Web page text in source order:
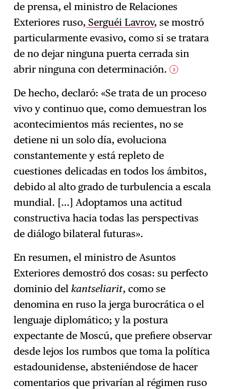
de prensa, el ministro de Relaciones
Exteriores ruso, Serguéi Lavrov, se mostró
particularmente evasivo, como si se tratara
de no dejar ninguna puerta cerrada sin
abrir ninguna con determinación. 3
De hecho, declaró: «Se trata de un proceso
vivo y continuo que, como demuestran los
acontecimientos más recientes, no se
detiene ni un solo día, evoluciona
constantemente y está repleto de
cuestiones delicadas en todos los ámbitos,
debido al alto grado de turbulencia a escala
mundial. […] Adoptamos una actitud
constructiva hacia todas las perspectivas
de diálogo bilateral futuras».
En resumen, el ministro de Asuntos
Exteriores demostró dos cosas: su perfecto
dominio del kantseliarit, como se
denomina en ruso la jerga burocrática o el
lenguaje diplomático; y la postura
expectante de Moscú, que prefiere observar
desde lejos los rumbos que toma la política
estadounidense, absteniéndose de hacer
comentarios que privarían al régimen ruso